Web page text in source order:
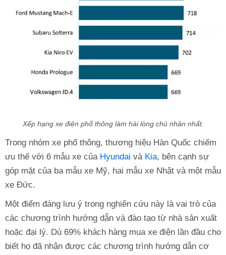
Xếp hạng xe điện phổ thông làm hài lòng chủ nhân nhất.
Trong nhóm xe phổ thông, thương hiệu Hàn Quốc chiếm
ưu thế với 6 mẫu xe của Hyundai và Kia, bên cạnh sự
góp mặt của ba mẫu xe Mỹ, hai mẫu xe Nhật và một mẫu
xe Đức.
Một điểm đáng lưu ý trong nghiên cứu này là vai trò của
các chương trình hướng dẫn và đào tạo từ nhà sản xuất
hoặc đại lý. Dù 69% khách hàng mua xe điện lần đầu cho
biết họ đã nhận được các chương trình hướng dẫn cơ